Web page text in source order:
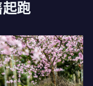
跑